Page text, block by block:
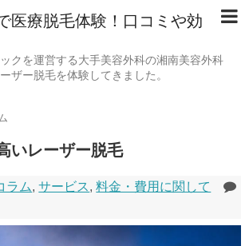
医療脱毛体験！口コミや効
クを運営する大手美容外科の湘南美容外科
ザー脱毛を体験してきました。
いレーザー脱毛
ラム,サービス,料金・費用に関して